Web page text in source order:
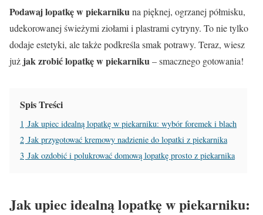
Podawaj lopatkę w piekarnikuna pięknej, ogrzanej półmisku,
udekorowanej świeżymi ziołami i plastrami cytryny. To nie tylko
dodaje estetyki, ale także podkreśla smak potrawy. Teraz, wiesz
już jak zrobić lopatkę w piekarniku– smacznego gotowania!
Spis Treści
1 Jak upiec idealną lopatkę w piekarniku: wybór foremek i blach
2 Jak przygotować kremowy nadzienie do lopatki z piekarnika
3 Jak ozdobić i polukrować domową lopatkę prosto z piekarnika
Jak upiec idealną lopatkę w piekarniku: